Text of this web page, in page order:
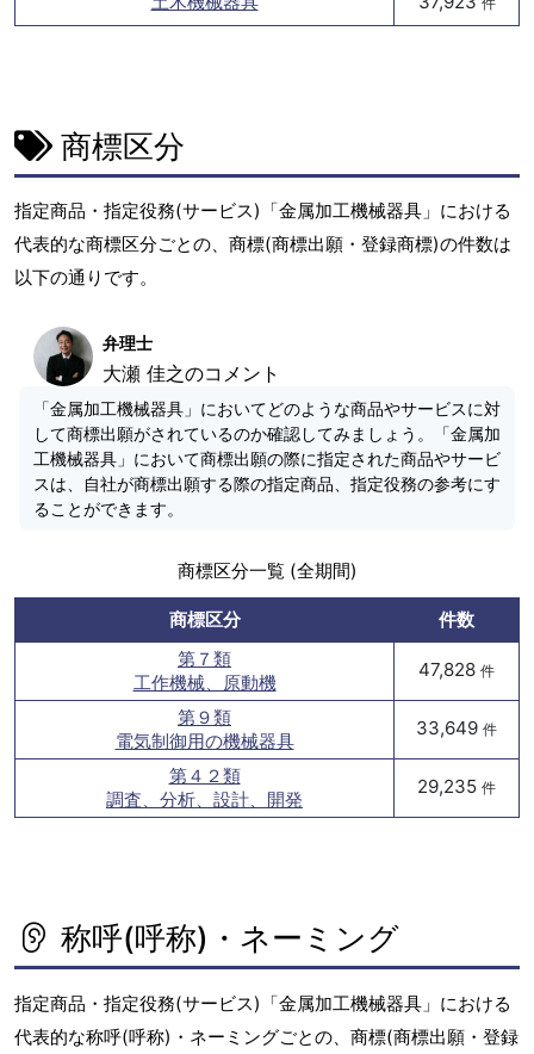
商標区分
指定商品・指定役務(サービス)「金属加工機械器具」における
代表的な商標区分ごとの、商標(商標出願・登録商標)の件数は
以下の通りです。
弁理士
大瀬 佳之のコメント
「金属加工機械器具」においてどのような商品やサービスに対
して商標出願がされているのか確認してみましょう。「金属加
工機械器具」において商標出願の際に指定された商品やサービ
スは、自社が商標出願する際の指定商品、指定役務の参考にす
ることができます。
商標区分一覧 (全期間)
商標区分
件数
第７類
工作機械、原動機
47,828 件
第９類
電気制御用の機械器具
33,649 件
第４２類
調査、分析、設計、開発
29,235 件
称呼(呼称)・ネーミング
指定商品・指定役務(サービス)「金属加工機械器具」における
代表的な称呼(呼称)・ネーミングごとの、商標(商標出願・登録